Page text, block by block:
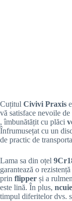
Cuțitul Civivi Praxis
vă satisface nevoile
, îmbunătățit cu plăci
Înfrumusețat cu un
de practic de
Lama sa din oțel
garantează o
prin flipper și a
este lină. În plus,
timpul diferitelor dvs.